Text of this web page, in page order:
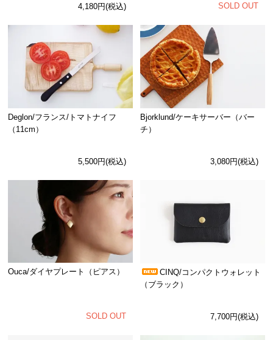
4,180円(税込) SOLD OUT
Deglon/フランス/トマトナイフ
（11cm）
5,500円(税込)
Bjorklund/ケーキサーバー（バー
チ）
3,080円(税込)
Ouca/ダイヤプレート（ピアス）
SOLD OUT
CINQ/コンパクトウォレット
（ブラック）
7,700円(税込)